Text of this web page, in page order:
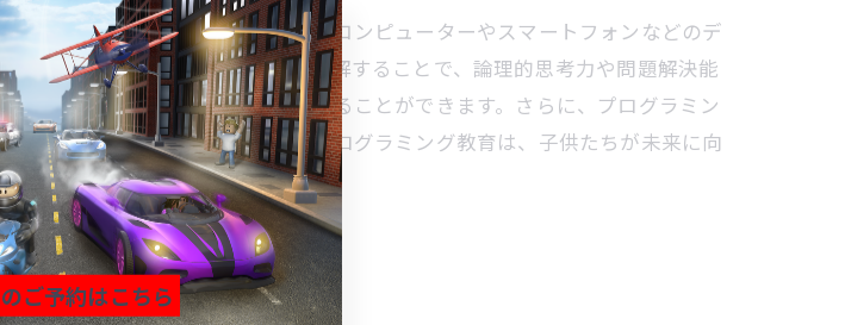
。プログラミング教育の目的は、コンピューターやスマートフォンなどのデ
は、プログラミングの仕組みを理解することで、論理的思考力や問題解決能
興味を持つことで創造力を発揮することができます。さらに、プログラミン
路にも活かすことができます。プログラミング教育は、子供たちが未来に向
です。
ご予約はこちら